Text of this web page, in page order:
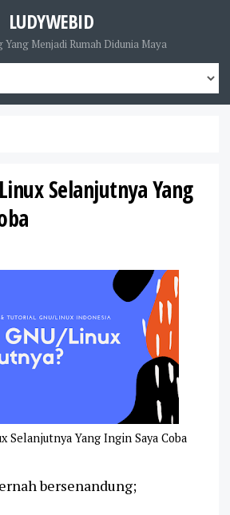
LUDYWEBID
Menjadi Rumah Didunia Maya
Selanjutnya Yang
Selanjutnya Yang Ingin Saya Coba
bersenandung;